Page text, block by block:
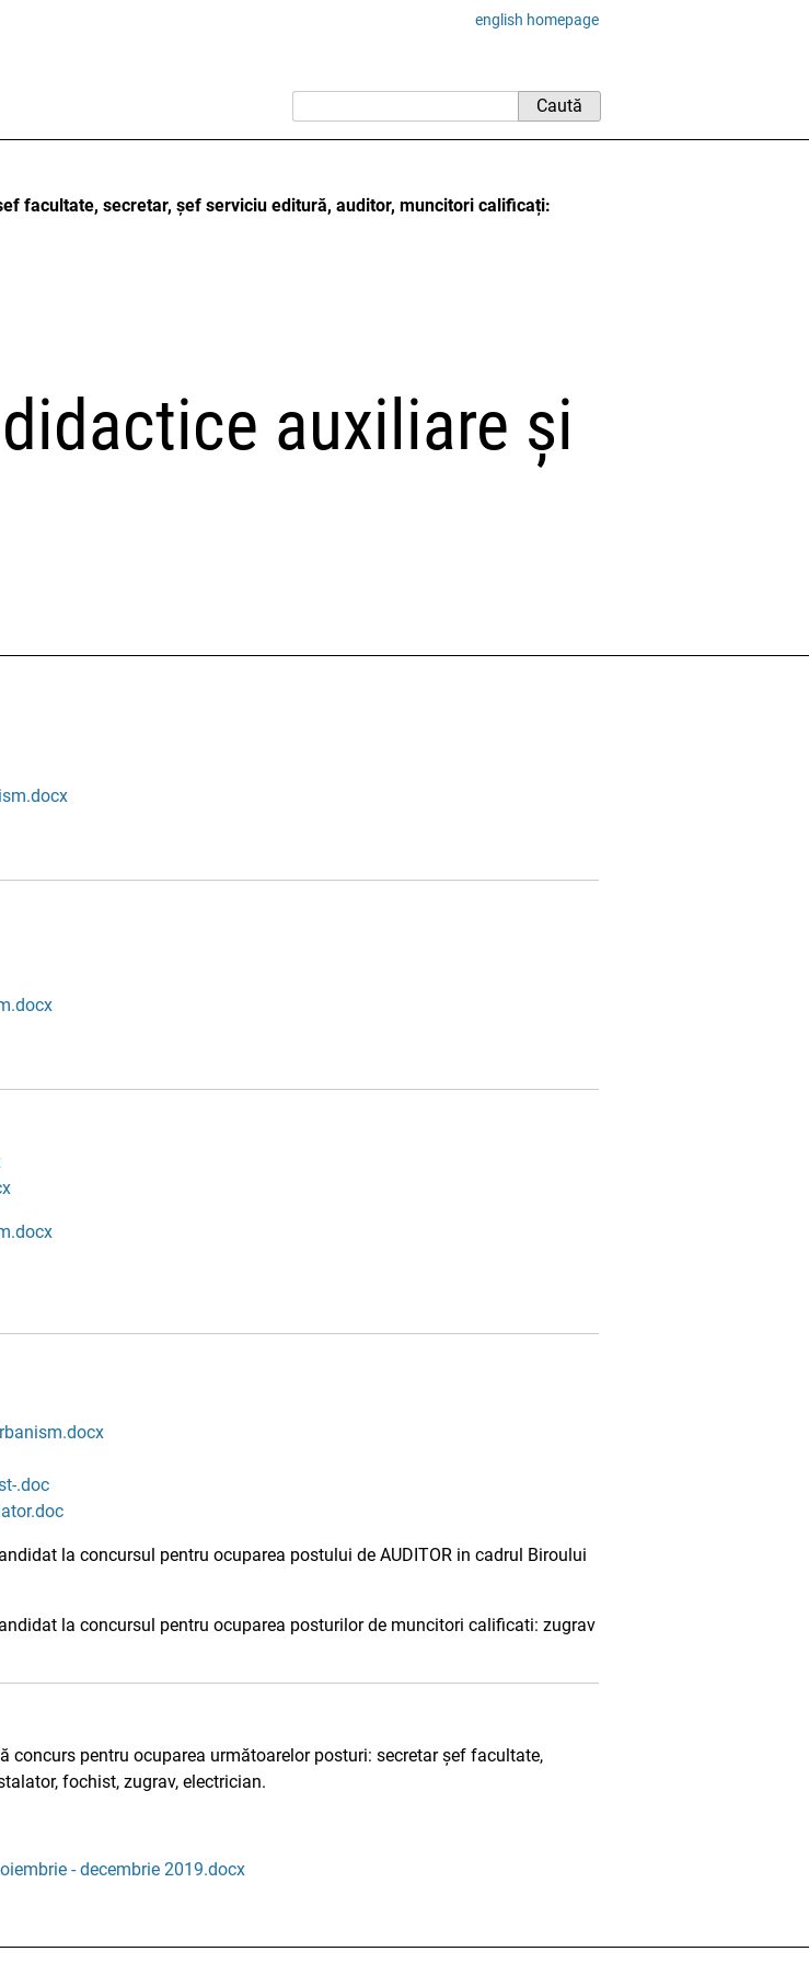
english homepage
facultate, secretar, șef serviciu editură, auditor, muncitori calificați:
auxiliare și
.doc
la concursul pentru ocuparea postului de AUDITOR in cadrul Biroului
la concursul pentru ocuparea posturilor de muncitori calificati: zugrav
concurs pentru ocuparea următoarelor posturi: secretar șef facultate,
fochist, zugrav, electrician.
- decembrie 2019.docx